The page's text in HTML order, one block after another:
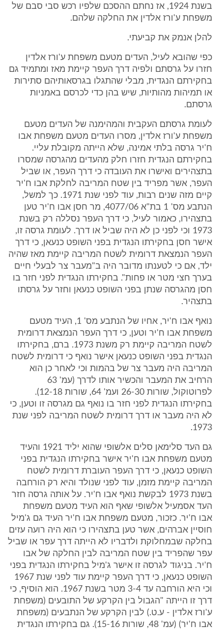
בשנת 1924, אז נחתם ההסכם שלפיו רכש סבי סבם של
משפחת ע'ורז אלדין את החלקה שלהם.
להלן אנמק את קביעתי.
כפי שהובא לעיל, העדים מטעם משפחת ע'ורז אלדין
חזרו על גרסתם ולפיה דרך העפר קיימת מאז ומתמיד גם
בחקירתם הנגדית, מבלי שהתגלו בגרסאותיהם סתירות
או תמיהות מהותיות, שיש בהן כדי לכרסם באמניות
גרסתם.
לעומת גרסתם העקבית והמהימנה של העדים מטעם
משפחת ע'ורז אלדין, מסרו העדים מטעם משפחת אבו
ח'יר גרסה בלתי אמינה, שלא הייתה מקובלת עליי.
בחקירתם הנגדית חזרו חלק מהעדים מהגרסה שמסרו
בתצהירים ואישרו את העובדה כי דרך העפר, או שביל
העפר, אשר מפריד בין שטח המריבה לחלקת אבו ח'יר
קיים מזה שנים רבות, עוד לפני שנת 1971. כך למשל,
הנתבע מס' 1 בת"א 4077/06, מר חסן אבו ח'יר טען
בתצהירו, כאמור לעיל, כי דרך העפר נסללה רק בשנת
1973 וכי לפני כן לא היה שביל או דרך. לעומת גרסה זו,
אישר חסן בחקירתו הנגדית בפני השופט כנעאן, כי דרך
העפר הנמצאת דרומית לשטח המריבה קיימת מאז שהיה
ילד, אם כי לטענתו מדובר היה ב"מעבר צר לבעלי חיים
בערך חצי מטר או פחות". בחקירתו הנגדית לפני חזר בו
חסן מהגרסה שנתן בפני השופט כנעאן וחזר על גרסתו
בתצהיר.
נואף אבו ח'יר, אחיו של הנתבע מס' 1, העיד מטעם
משפחת אבו ח'יר וטען, כי דרך העפר הנמצאת דרומית
לשטח המריבה קיימת רק משנת 1973. ברם, בחקירתו
הנגדית בפני השופט כנעאן אישר נואף כי דרומית לשטח
המריבה היה מעבר צר של בהמות וכי לאחר כן הוא
הרחיב את המעבר והכשיר אותו לדרך (עמ' 63
לפרוטוקול, שורות 26-30 ועמ' 64, שורות 12-18).
בחקירתו הנגדית לפני חזר בו נואף גם מגרסה זו וטען, כי
לא היה מעבר או דרך דרומית לשטח המריבה לפני שנת
1973.
גם העד סלימאן סלים אלשופי שהוא יליד 1921 והעיד
מטעם משפחת אבו ח'יר אישר בחקירתו הנגדית בפני
השופט כנעאן, כי דרך העפר העוברת דרומית לשטח
המריבה קיימת מזמן, עוד לפני שנולד והיא רק הורחבה
בשנת 1973 לבקשת נואף אבו ח'יר. על אותה גרסה חזר
העד אסמעיל אלשופי שאף הוא העיד מטעם משפחת
אבו ח'יר. כזכור, מטעם משפחת אבו ח'יר העיד גם ג'מיל
חוסיין אברהים, אשר טען בתצהירו כי הוא היה רועה עזים
בחלקה שבמחלוקת ולדבריו לא הייתה דרך עפר או שביל
עפר שהפריד בין שטח המריבה לבין החלקה של אבו
ח'יר. בניגוד לגרסה זו אישר ג'מיל בחקירתו הנגדית בפני
השופט כנעאן, כי דרך העפר קיימת עוד לפני שנת 1967
וכי היא הורחבה עד 3-4 מטר בשנת 1967. הוא הוסיף, כי
דרך זו הייתה "הגבול בין הקרקע של התובעים (משפחת
ע'ורז אלדין - ע.ט.) לבין הקרקע של הנתבעים (משפחת
אבו ח'יר) (עמ' 48, שורות 15-16). גם בחקירתו הנגדית